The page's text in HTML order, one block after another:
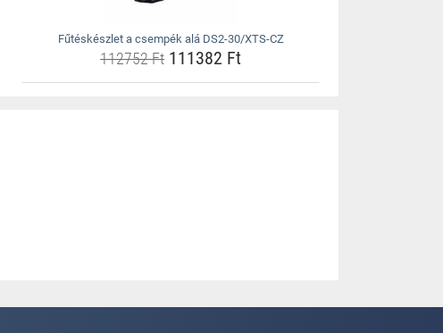
Fűtéskészlet a csempék alá DS2-30/XTS-CZ
112752 Ft 111382 Ft